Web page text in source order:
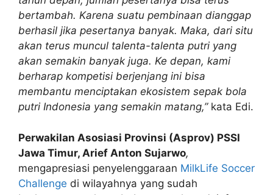
bertambah. Karena suatu pembinaan dianggap
berhasil jika pesertanya banyak. Maka, dari situ
akan terus muncul talenta-talenta putri yang
akan semakin banyak juga. Ke depan, kami
berharap kompetisi berjenjang ini bisa
membantu menciptakan ekosistem sepak bola
putri Indonesia yang semakin matang,”kata Edi.
Perwakilan Asosiasi Provinsi (Asprov) PSSI
Jawa Timur, Arief Anton Sujarwo,
mengapresiasi penyelenggaraan MilkLife Soccer
Challenge di wilayahnya yang sudah